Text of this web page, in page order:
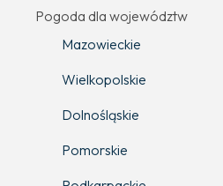
Pogoda dla województw
Mazowieckie
Wielkopolskie
Dolnośląskie
Pomorskie